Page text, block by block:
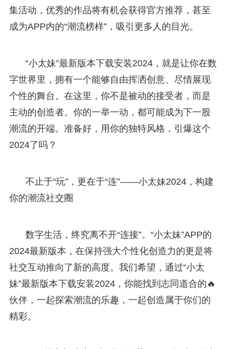
集活动，优秀的作品将有机会获得官方推荐，甚至
成为APP内的“潮流榜样”，吸引更多人的目光。
“小太妹”最新版本下载安装2024，就是让你在数
字世界里，拥有一个能够自由挥洒创意、尽情展现
个性的舞台。在这里，你不是被动的接受者，而是
主动的创造者。你的一举一动，都可能成为下一股
潮流的开端。准备好，用你的独特风格，引爆这个
2024了吗？
不止于“玩”，更在于“连”——小太妹2024，构建
你的潮流社交圈
数字生活，终究离不开“连接”。“小太妹”APP的
2024最新版本，在保持强大个性化创造力的更是将
社交互动推向了新的高度。我们希望，通过“小太
妹”最新版本下载安装2024，你能找到志同道合的🔥
伙伴，一起探索潮流的乐趣，一起创造属于你们的
精彩。